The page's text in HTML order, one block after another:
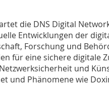
die DNS Digital
Entwicklungen der
Forschung und
für eine sichere digitale
und
und Phänomene wie